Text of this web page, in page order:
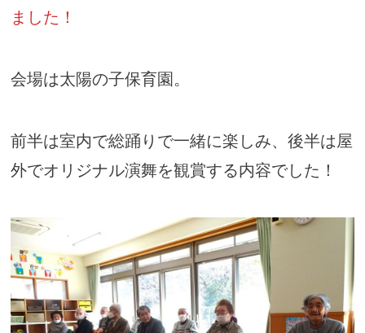
ました！
会場は太陽の子保育園。
前半は室内で総踊りで一緒に楽しみ、後半は屋
外でオリジナル演舞を観賞する内容でした！